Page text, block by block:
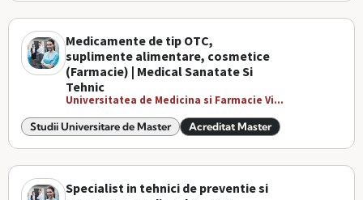
Medicamente de tip OTC,
suplimente alimentare, cosmetice
(Farmacie) | Medical Sanatate Si
Tehnic
Universitatea de Medicina si Farmacie Vi...
Studii Universitare de Master Acreditat Master
Specialist in tehnici de preventie si